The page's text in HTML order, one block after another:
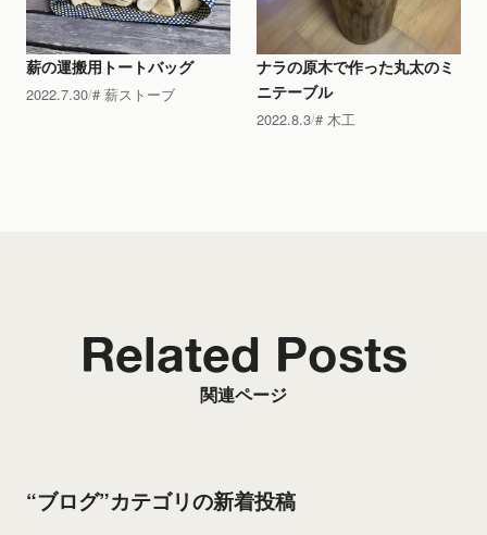
薪の運搬用トートバッグ
2022.7.30 薪ストーブ
ナラの原木で作った丸太のミ
ニテーブル
2022.8.3 木工
関連ページ
Related Posts
“ブログ”カテゴリの新着投稿